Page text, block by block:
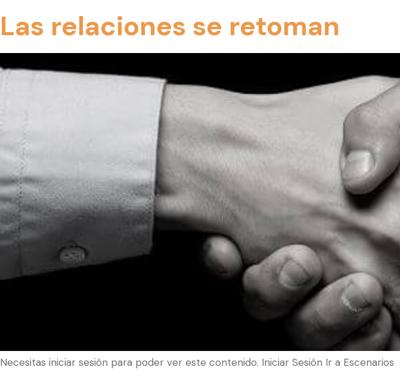
Las relaciones se retoman
Necesitas iniciar sesión para poder ver este contenido. Iniciar Sesión Ir a Escenarios